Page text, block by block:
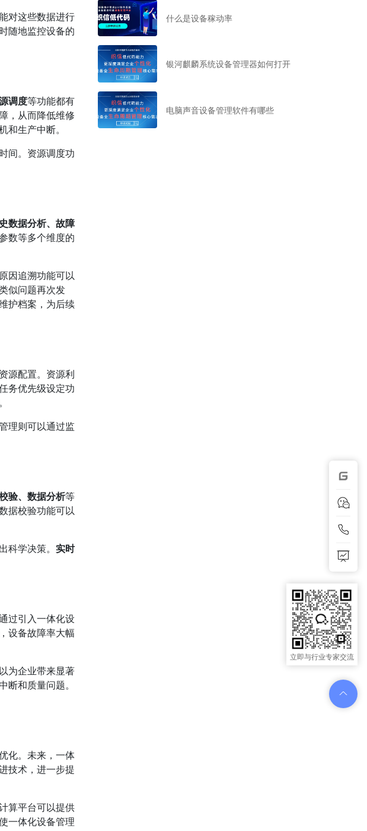
对这些数据进行
随地监控设备的
调度等功能都有
，从而降低维修
生产中断。
间。资源调度功
数据分析、故障
数等多个维度的
因追溯功能可以
似问题再次发
护档案，为后续
源配置。资源利
务优先级设定功
理则可以通过监
验、数据分析等
据校验功能可以
科学决策。实时
过引入一体化设
设备故障率大幅
为企业带来显著
和质量问题。
化。未来，一体
技术，进一步提
算平台可以提供
一体化设备管理
什么是设备稼动率
银河麒麟系统设备管理器如何打开
电脑声音设备管理软件有哪些
立即与行业专家交流